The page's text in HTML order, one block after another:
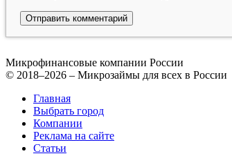
Микрофинансовые компании России
© 2018–2026 – Микрозаймы для всех в России
Главная
Выбрать город
Компании
Реклама на сайте
Статьи